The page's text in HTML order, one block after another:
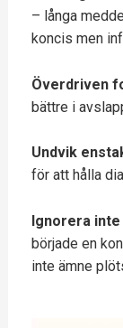
– långa
koncis men
Överdriven
bättre i
Undvik
för att hålla
Ignorera
började en
inte ämne